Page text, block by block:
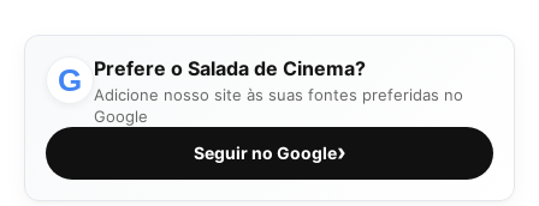
G Prefere o Salada de Cinema?
Adicione nosso site às suas fontes preferidas no
Google
Seguir no Google›